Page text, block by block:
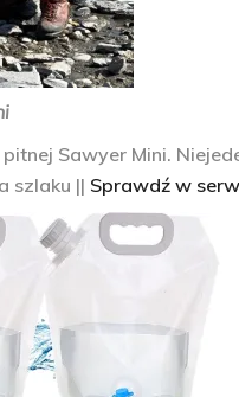
Sawyer Mini.
szlaku || Sprawdź w